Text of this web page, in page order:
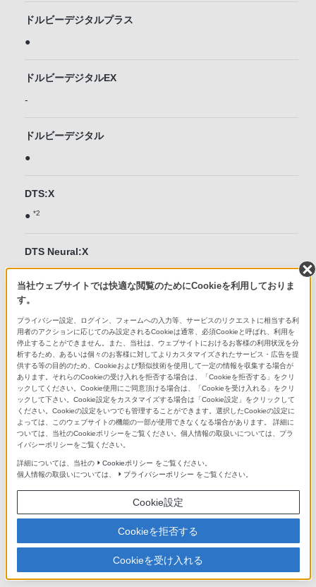
ドルビーデジタルプラス
●
ドルビーデジタルEX
-
ドルビーデジタル
●
DTS:X
● *2
DTS Neural:X
*2
●
DTS-HDハイレゾリューションオーディオ
●
DTS 96/24
●
DTS-ES マトリックス6.1
当社ウェブサイトでは快適な閲覧のためにCookieを利用しておりま
す。
プライバシー設定、ログイン、フォームへの入力等、サービスのリクエストに相当する利
用者のアクションに応じてのみ設定されるCookieは通常、必須Cookieと呼ばれ、利用を
停止することができません。また、当社は、ウェブサイトにおけるお客様の利用状況を分
析するため、あるいは個々のお客様に対してよりカスタマイズされたサービス・広告を提
供する等の目的のため、Cookieおよび類似技術を使用して一定の情報を収集する場合が
あります。それらのCookieの受け入れを拒否する場合は、「Cookieを拒否する」をクリ
ックしてください。Cookie使用にご同意頂ける場合は、「Cookieを受け入れる」をクリ
ックして下さい。Cookie設定をカスタマイズする場合は「Cookie設定」をクリックして
ください。Cookieの設定をいつでも管理することができます。選択したCookieの設定に
よっては、このウェブサイトの機能の一部が使用できなくなる場合があります。 詳細に
ついては、当社のCookieポリシーをご覧ください。個人情報の取扱いについては、プラ
イバシーポリシーをご覧ください。
詳細については、当社の Cookieポリシー をご覧ください。
個人情報の取扱いについては、
プライバシーポリシー をご覧ください。
Cookie設定
Cookieを拒否する
Cookieを受け入れる